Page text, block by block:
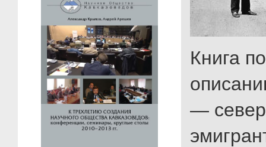
Книга
—